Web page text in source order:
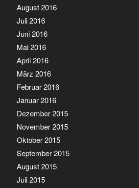
August 2016
Juli 2016
Juni 2016
Mai 2016
April 2016
März 2016
Februar 2016
Januar 2016
Dezember 2015
November 2015
Oktober 2015
September 2015
August 2015
Juli 2015